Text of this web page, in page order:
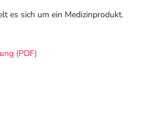
es sich um ein Medizinprodukt.
(PDF)